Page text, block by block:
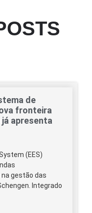
de
fronteira
apresenta
(EES)
gestão das
Integrado